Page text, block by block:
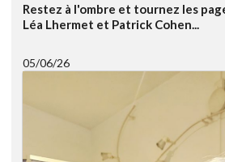
Restez à l'ombre et tournez les
Léa Lhermet et Patrick Cohen...
05/06/26